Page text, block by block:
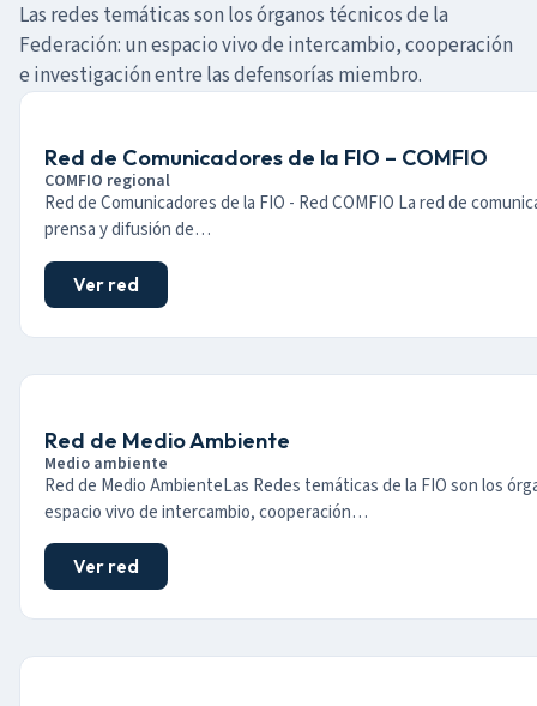
Las redes temáticas son los órganos técnicos de la
Federación: un espacio vivo de intercambio, cooperación
e investigación entre las defensorías miembro.
Red de Comunicadores de la FIO – COMFIO
COMFIO regional
Red de Comunicadores de la FIO - Red COMFIO La red de
prensa y difusión de…
Ver red
Red de Medio Ambiente
Medio ambiente
Red de Medio AmbienteLas Redes temáticas de la FIO son los
espacio vivo de intercambio, cooperación…
Ver red